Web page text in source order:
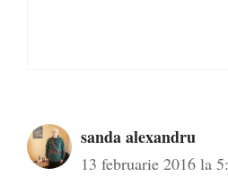
sanda alexandru
13 februarie 2016 la